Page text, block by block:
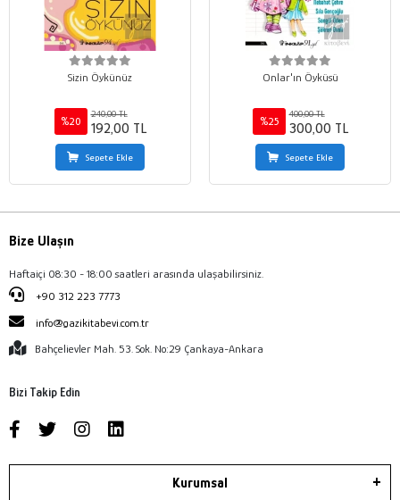
Sizin Öykünüz
%20
240,00 TL
192,00 TL
Sepete Ekle
Onlar'ın Öyküsü
%25
400,00 TL
300,00 TL
Sepete Ekle
Bize Ulaşın
Haftaiçi 08:30 - 18:00 saatleri arasında ulaşabilirsiniz.
+90 312 223 7773
info@gazikitabevi.com.tr
Bahçelievler Mah. 53. Sok. No:29 Çankaya-Ankara
Bizi Takip Edin
Kurumsal